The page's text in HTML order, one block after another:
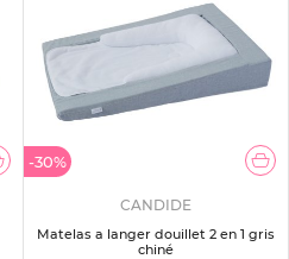
-30%
CANDIDE
Matelas a langer douillet 2 en 1 gris
chiné